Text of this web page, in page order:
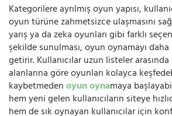
Kategorilere ayrılmış oyun yapısı,
oyun türüne zahmetsizce ulaşmasını
yarış ya da zeka oyunları gibi farklı
şekilde sunulması, oyun oynamayı
getirir. Kullanıcılar uzun listeler
alanlarına göre oyunları kolayca
kaybetmedenoyun oynamaya
hem yeni gelen kullanıcıların siteye
hem de sık oynayan kullanıcılar için